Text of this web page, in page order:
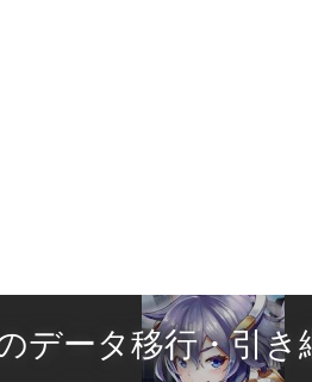
データ移行・引